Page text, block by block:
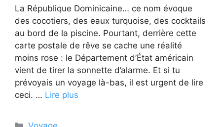
La République Dominicaine… ce nom évoque
des cocotiers, des eaux turquoise, des cocktails
au bord de la piscine. Pourtant, derrière cette
carte postale de rêve se cache une réalité
moins rose : le Département d’État américain
vient de tirer la sonnette d’alarme. Et si tu
prévoyais un voyage là-bas, il est urgent de lire
ceci. … Lire plus
Catégories